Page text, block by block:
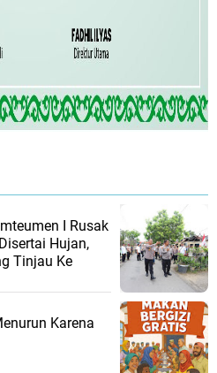
I Rusak
Hujan,
Tinjau Ke
Karena